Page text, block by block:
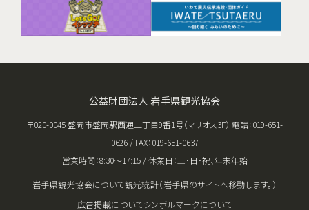
公益財団法人 岩手県観光協会
〒020-0045 盛岡市盛岡駅西通二丁目9番1号（マリオス3F） 電話：019-651-
0626 / FAX：019-651-0637
営業時間：8:30〜17:15 / 休業日：土･日･祝、年末年始
岩手県観光協会について観光統計（岩手県のサイトへ移動します。）
広告掲載についてシンボルマークについて